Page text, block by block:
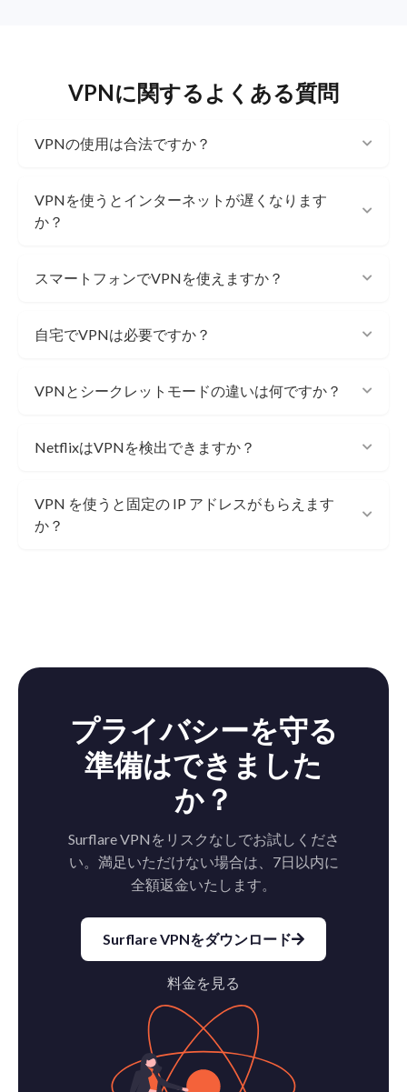
VPNに関するよくある質問
VPNの使用は合法ですか？
VPNを使うとインターネットが遅くなります
か？
スマートフォンでVPNを使えますか？
自宅でVPNは必要ですか？
VPNとシークレットモードの違いは何ですか？
NetflixはVPNを検出できますか？
VPN を使うと固定の IP アドレスがもらえます
か？
プライバシーを守る
準備はできました
か？
Surflare VPNをリスクなしでお試しくださ
い。満足いただけない場合は、7日以内に
全額返金いたします。
Surflare VPNをダウンロード
料金を見る